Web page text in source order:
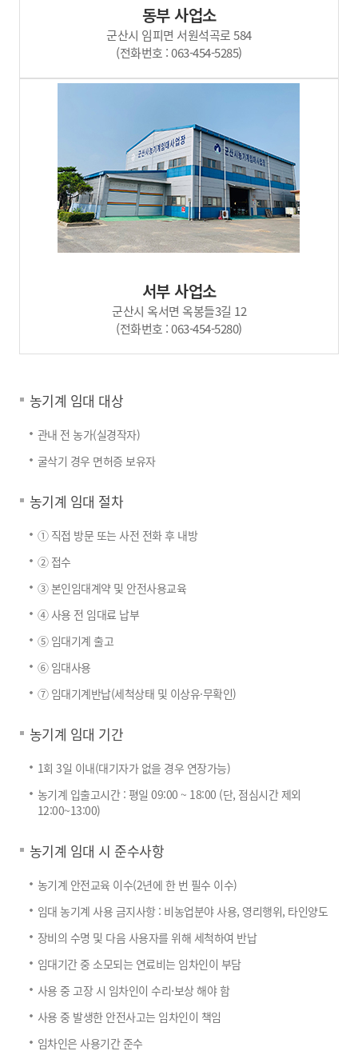
동부 사업소
군산시 임피면 서원석곡로 584
(전화번호 : 063-454-5285)
서부 사업소
군산시 옥서면 옥봉들3길 12
(전화번호 : 063-454-5280)
농기계 임대 대상
관내 전 농가(실경작자)
굴삭기 경우 면허증 보유자
농기계 임대 절차
① 직접 방문 또는 사전 전화 후 내방
② 접수
③ 본인임대계약 및 안전사용교육
④ 사용 전 임대료 납부
⑤ 임대기계 출고
⑥ 임대사용
⑦ 임대기계반납(세척상태 및 이상유·무확인)
농기계 임대 기간
1회 3일 이내(대기자가 없을 경우 연장가능)
농기계 입출고시간 : 평일 09:00 ~ 18:00 (단, 점심시간 제외
12:00~13:00)
농기계 임대 시 준수사항
농기계 안전교육 이수(2년에 한 번 필수 이수)
임대 농기계 사용 금지사항 : 비농업분야 사용, 영리행위, 타인양도
장비의 수명 및 다음 사용자를 위해 세척하여 반납
임대기간 중 소모되는 연료비는 임차인이 부담
사용 중 고장 시 임차인이 수리⋅보상 해야 함
사용 중 발생한 안전사고는 임차인이 책임
임차인은 사용기간 준수